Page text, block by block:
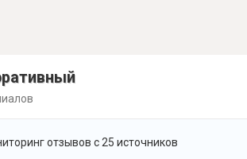
отзывов с 25 источников